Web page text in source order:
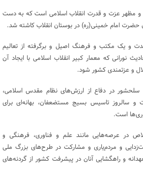
و مظهر عزت و قدرت انقلاب اسلامی است که به دست
حضرت امام خمینی(ره) در بوستان انقلاب ‌کاشته شد.
و یک مکتب و فرهنگ اصیل و برگرفته از تعالیم
نورانی که معمار کبیر انقلاب اسلامی با ایجاد آن
و عزتمندی کشور شود.
سلحشور در دفاع از ارزش‌های نظام مقدس اسلامی،
و سالروز تاسیس بسیج مستضعفان، بهانه‌ای برای
است.
در عرصه‌هایی مانند علم و فناوری، فرهنگی و
و مردم‌یاری و مشارکت در طرح‌های بزرگ ملی
و راهگشایی آنان در پیشرفت کشور از گردنه‌های